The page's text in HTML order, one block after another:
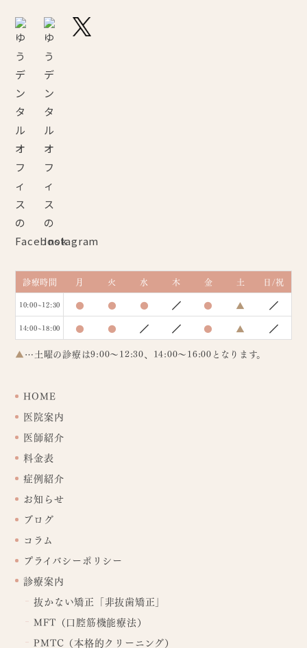
診療時間 月 火 水 木 金 土 日/祝
10:00~12:30 ● ● ● ／ ● ▲ ／
14:00~18:00 ● ● ／ ／ ● ▲
／
▲…土曜の診療は9:00～12:30、14:00～16:00となります。
HOME
医院案内
医師紹介
料金表
症例紹介
お知らせ
ブログ
コラム
プライバシーポリシー
診療案内
抜かない矯正「非抜歯矯正」
MFT（口腔筋機能療法）
PMTC（本格的クリーニング）